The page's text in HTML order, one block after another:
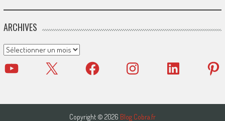
ARCHIVES
Archives
YouTube X Facebook Instagram LinkedIn
Copyright © 2026 Blog Cobra.fr